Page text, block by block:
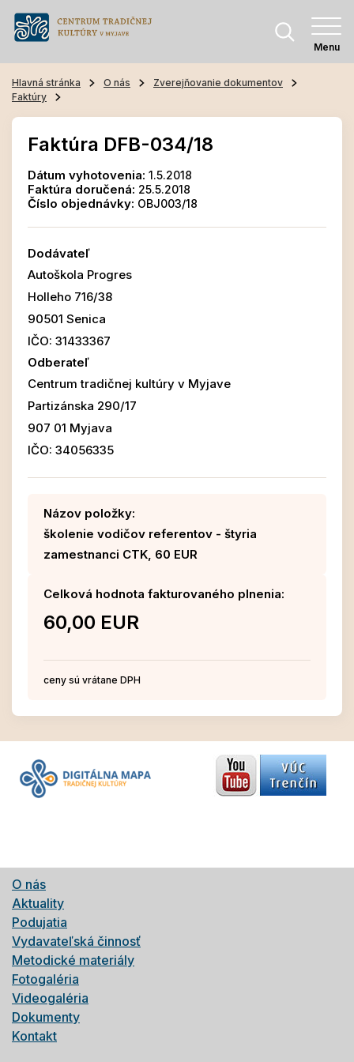
Menu
Hlavná stránka O nás
Zverejňovanie dokumentov
Faktúry
Faktúra DFB-034/18
Dátum vyhotovenia: 1.5.2018
Faktúra doručená: 25.5.2018
Číslo objednávky: OBJ003/18
Dodávateľ
Autoškola Progres
Holleho 716/38
90501 Senica
IČO: 31433367
Odberateľ
Centrum tradičnej kultúry v Myjave
Partizánska 290/17
907 01 Myjava
IČO: 34056335
Názov položky:
školenie vodičov referentov - štyria
zamestnanci CTK, 60 EUR
Celková hodnota fakturovaného plnenia:
60,00 EUR
ceny sú vrátane DPH
O nás
Aktuality
Podujatia
Vydavateľská činnosť
Metodické materiály
Fotogaléria
Videogaléria
Dokumenty
Kontakt